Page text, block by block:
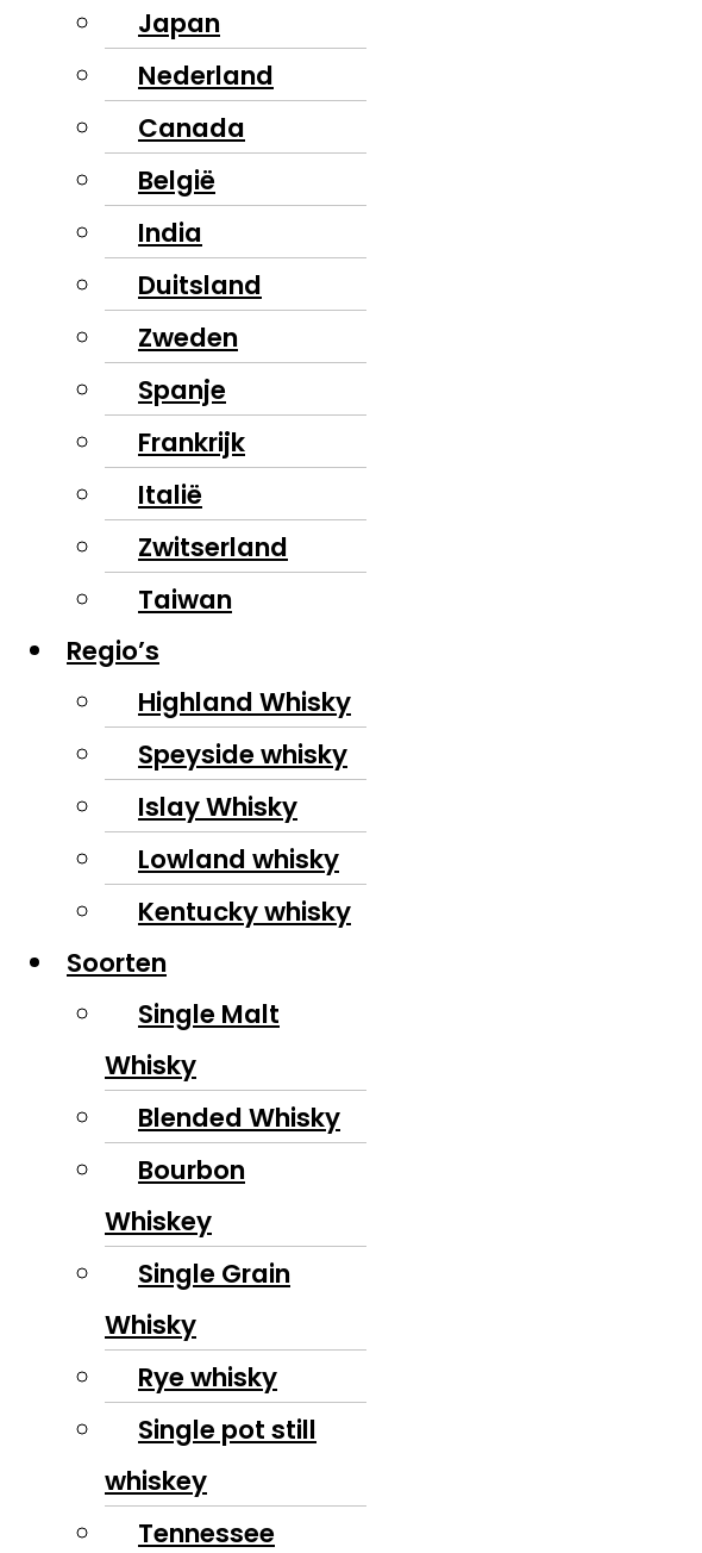
Japan
Nederland
Canada
België
India
Duitsland
Zweden
Spanje
Frankrijk
Italië
Zwitserland
Taiwan
Regio’s
Highland Whisky
Speyside whisky
Islay Whisky
Lowland whisky
Kentucky whisky
Soorten
Single Malt
Whisky
Blended Whisky
Bourbon
Whiskey
Single Grain
Whisky
Rye whisky
Single pot still
whiskey
Tennessee